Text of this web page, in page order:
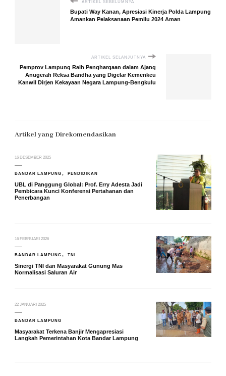
ARTIKEL SEBELUMNYA
Bupati Way Kanan, Apresiasi Kinerja Polda Lampung
Amankan Pelaksanaan Pemilu 2024 Aman
ARTIKEL SELANJUTNYA
Pemprov Lampung Raih Penghargaan dalam Ajang
Anugerah Reksa Bandha yang Digelar Kemenkeu
Kanwil Dirjen Kekayaan Negara Lampung-Bengkulu
Artikel yang Direkomendasikan
16 DESEMBER 2025
BANDAR LAMPUNG PENDIDIKAN
UBL di Panggung Global: Prof. Erry Adesta Jadi
Pembicara Kunci Konferensi Pertahanan dan
Penerbangan
16 FEBRUARI 2026
BANDAR LAMPUNG TNI
Sinergi TNI dan Masyarakat Gunung Mas
Normalisasi Saluran Air
22 JANUARI 2025
BANDAR LAMPUNG
Masyarakat Terkena Banjir Mengapresiasi
Langkah Pemerintahan Kota Bandar Lampung